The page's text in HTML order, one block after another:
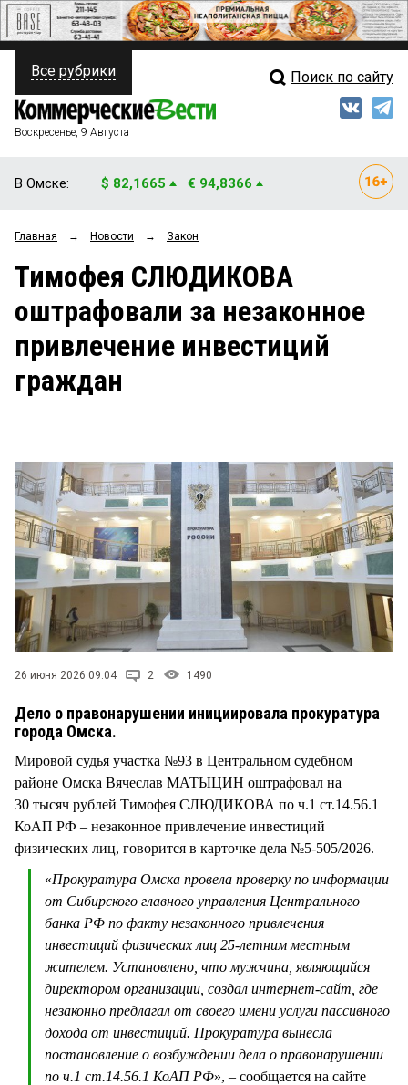
ПОЛИТИКА
ФИНАНСЫ
ОБЩЕСТВО
ЗАКОН
НОВОСТИ КОМПАНИЙ
Свежий выпуск
Рейтинги
Блоги
Архив
Все рубрики Поиск по сайту
Воскресенье, 9 Августа
В Омске: $ 82,1665 € 94,8366
Главная → Новости → Закон
Тимофея СЛЮДИКОВА
оштрафовали за незаконное
привлечение инвестиций
граждан
26 июня 2026 09:04 2 1490
Дело о правонарушении инициировала прокуратура
города Омска.
Мировой судья участка №93 в Центральном судебном
районе Омска Вячеслав МАТЫЦИН оштрафовал на
30 тысяч рублей Тимофея СЛЮДИКОВА по ч.1 ст.14.56.1
КоАП РФ – незаконное привлечение инвестиций
физических лиц, говорится в карточке дела №5-505/2026.
«Прокуратура Омска провела проверку по информации
от Сибирского главного управления Центрального
банка РФ по факту незаконного привлечения
инвестиций физических лиц 25-летним местным
жителем. Установлено, что мужчина, являющийся
директором организации, создал интернет-сайт, где
незаконно предлагал от своего имени услуги пассивного
дохода от инвестиций. Прокуратура вынесла
постановление о возбуждении дела о правонарушении
по ч.1 ст.14.56.1 КоАП РФ», – сообщается на сайте